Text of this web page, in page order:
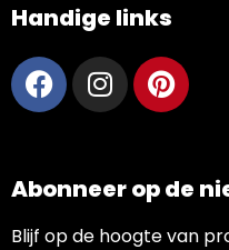
Handige links
Abonneer op de
Blijf op de hoogte van